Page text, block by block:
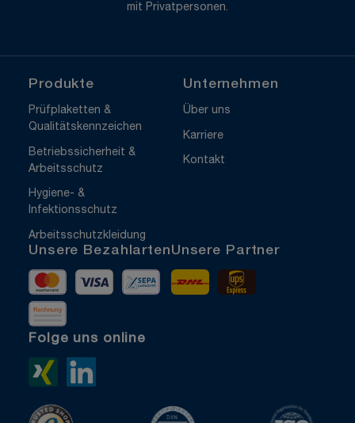
mit Privatpersonen.
Produkte
Prüfplaketten &
Qualitätskennzeichen
Betriebssicherheit &
Arbeitsschutz
Hygiene- &
Infektionsschutz
Arbeitsschutzkleidung
Unternehmen
Über uns
Karriere
Kontakt
Unsere Bezahlarten
MastercardVisa Vorkasse
Rechnung
Unsere Partner
DHL
Folge uns online
Xing>
ISO 9001 zertifiziert